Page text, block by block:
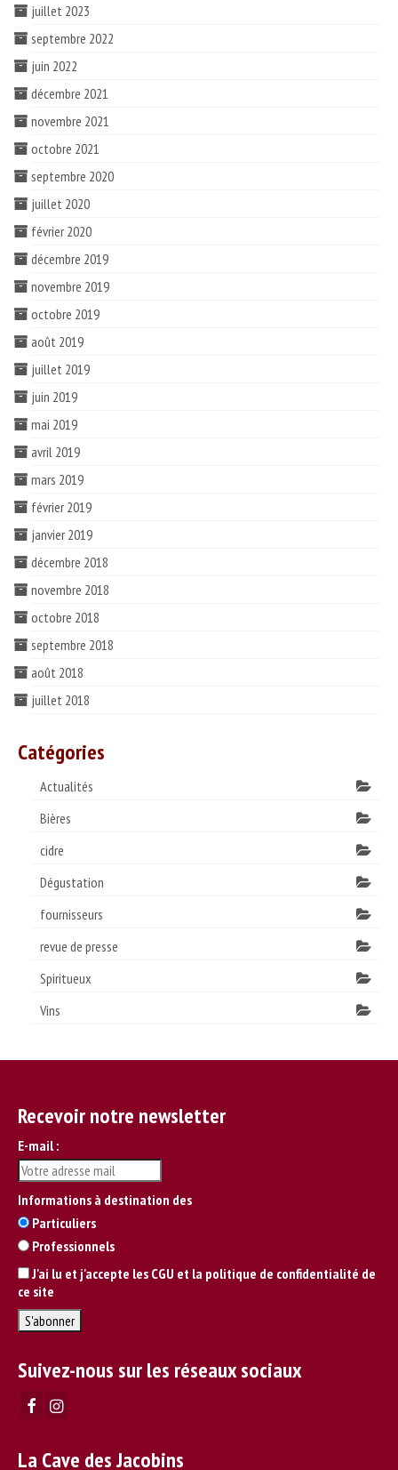
juillet 2023
septembre 2022
juin 2022
décembre 2021
novembre 2021
octobre 2021
septembre 2020
juillet 2020
février 2020
décembre 2019
novembre 2019
octobre 2019
août 2019
juillet 2019
juin 2019
mai 2019
avril 2019
mars 2019
février 2019
janvier 2019
décembre 2018
novembre 2018
octobre 2018
septembre 2018
août 2018
juillet 2018
Catégories
Actualités
Bières
cidre
Dégustation
fournisseurs
revue de presse
Spiritueux
Vins
Recevoir notre newsletter
E-mail :
Informations à destination des
Particuliers
Professionnels
J'ai lu et j'accepte les CGU et la politique de confidentialité de
ce site
Suivez-nous sur les réseaux sociaux
La Cave des Jacobins